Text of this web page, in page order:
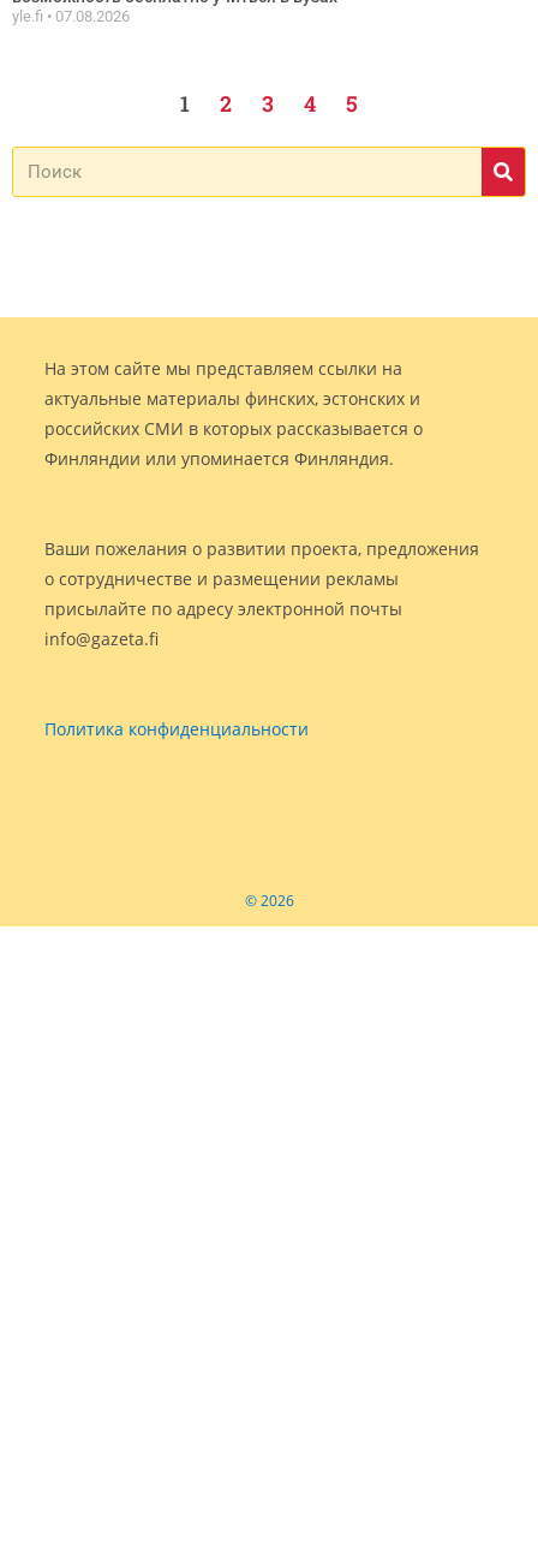
yle.fi 07.08.2026
1 2 3 4 5
На этом сайте мы представляем ссылки на
актуальные материалы финских, эстонских и
российских СМИ в которых рассказывается о
Финляндии или упоминается Финляндия.
Ваши пожелания о развитии проекта, предложения
о сотрудничестве и размещении рекламы
присылайте по адресу электронной почты
info@gazeta.fi
Политика конфиденциальности
© 2026